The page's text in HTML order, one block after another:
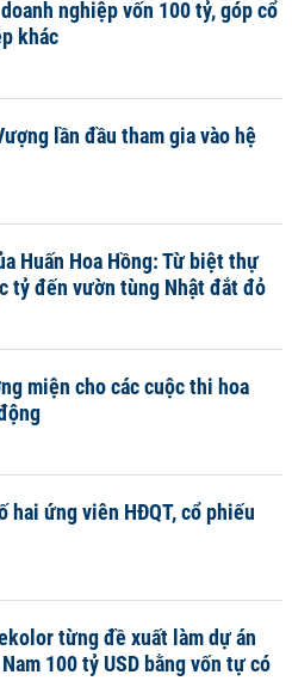
nghiệp vốn 100 tỷ, góp cổ
khác
lần đầu tham gia vào hệ
Huấn Hoa Hồng: Từ biệt thự
tỷ đến vườn tùng Nhật đắt đỏ
miện cho các cuộc thi hoa
hai ứng viên HĐQT, cổ phiếu
từng đề xuất làm dự án
100 tỷ USD bằng vốn tự có